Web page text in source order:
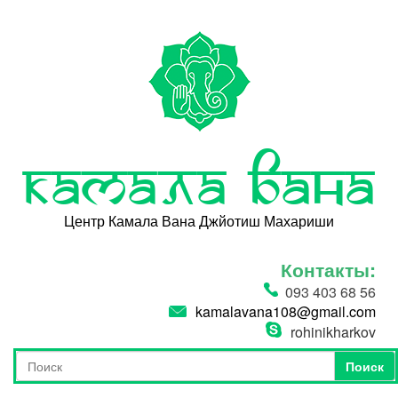
Камала Вана
Центр Камала Вана Джйотиш Махариши
Контакты:
093 403 68 56
kamalavana108@gmail.com
rohinikharkov
Форма поиска
Поиск